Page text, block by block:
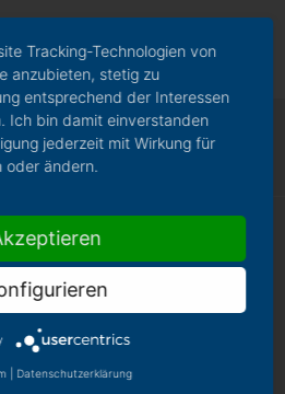
Tracking-Technologien von
anzubieten, stetig zu
entsprechend der Interessen
Ich bin damit einverstanden
jederzeit mit Wirkung für
ändern.
Datenschutzerklärung